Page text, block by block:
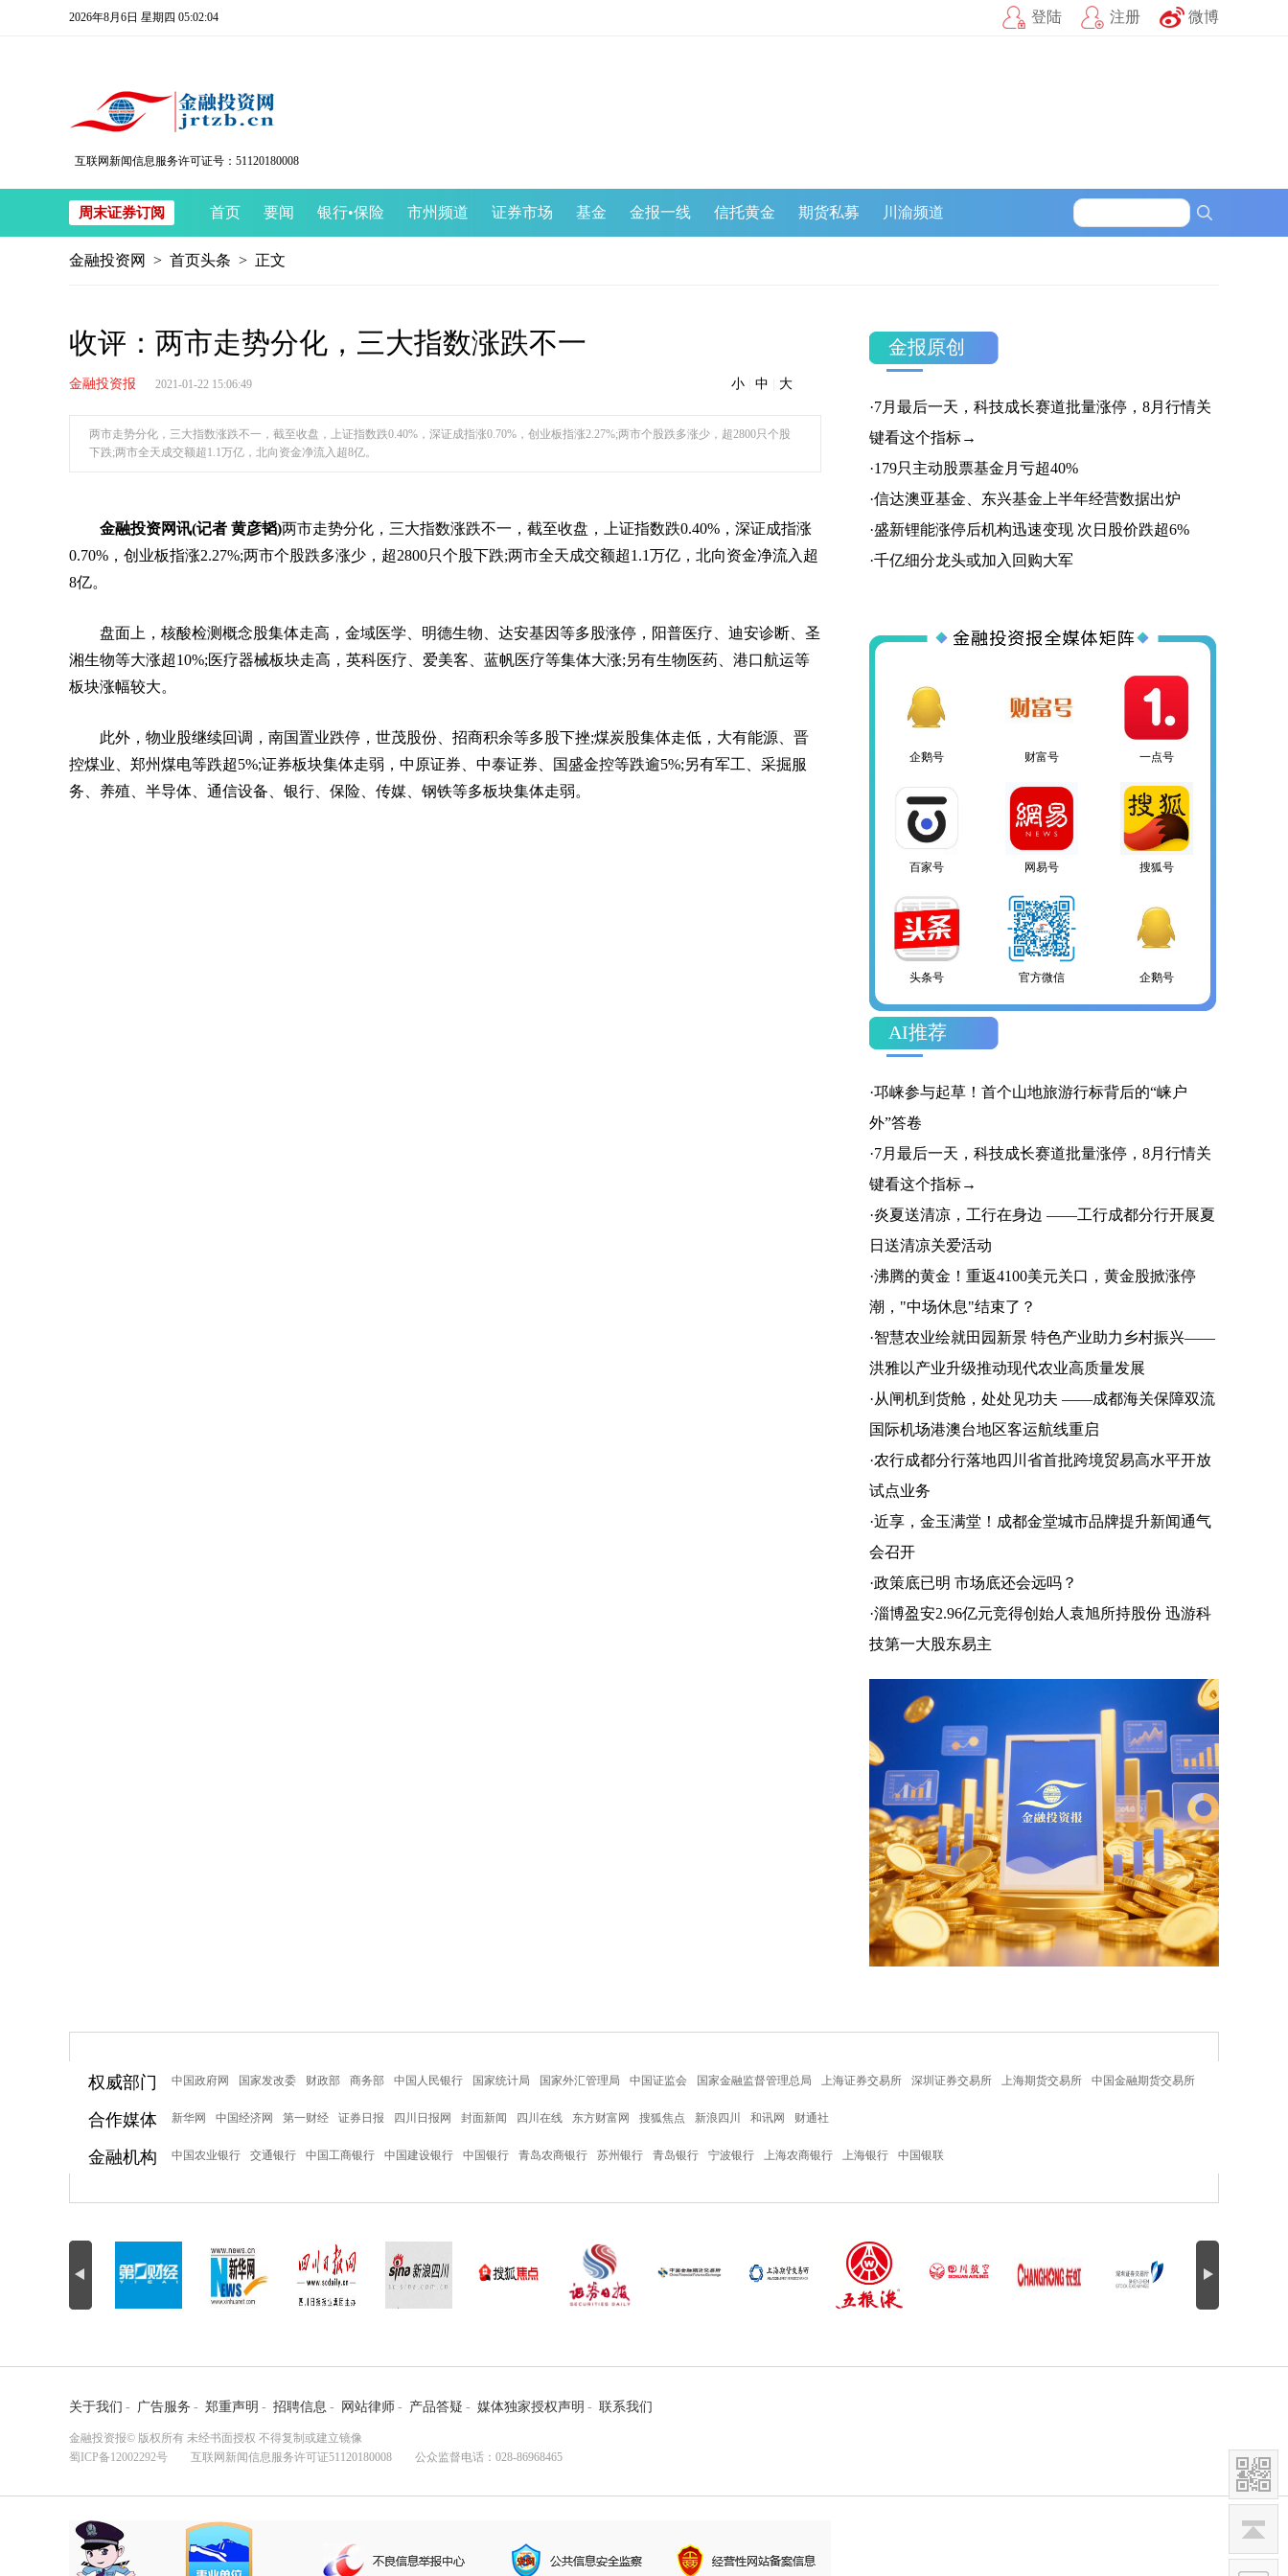
2026年8月6日 星期四 05:02:04 登陆 注册 微博
互联网新闻信息服务许可证号：51120180008
周末证券订阅 首页 要闻 银行•保险 市州频道 证券市场 基金 金报一线 信托黄金 期货私募 川渝频道
金融投资网 > 首页头条 > 正文
收评：两市走势分化，三大指数涨跌不一
金融投资报 2021-01-22 15:06:49 小 中 大
两市走势分化，三大指数涨跌不一，截至收盘，上证指数跌0.40%，深证成指涨0.70%，创业板指涨2.27%;两市个股跌多涨少，超2800只个股
下跌;两市全天成交额超1.1万亿，北向资金净流入超8亿。
金融投资网讯(记者 黄彦韬)两市走势分化，三大指数涨跌不一，截至收盘，上证指数跌0.40%，深证成指涨
0.70%，创业板指涨2.27%;两市个股跌多涨少，超2800只个股下跌;两市全天成交额超1.1万亿，北向资金净流入超
8亿。
盘面上，核酸检测概念股集体走高，金域医学、明德生物、达安基因等多股涨停，阳普医疗、迪安诊断、圣
湘生物等大涨超10%;医疗器械板块走高，英科医疗、爱美客、蓝帆医疗等集体大涨;另有生物医药、港口航运等
板块涨幅较大。
此外，物业股继续回调，南国置业跌停，世茂股份、招商积余等多股下挫;煤炭股集体走低，大有能源、晋
控煤业、郑州煤电等跌超5%;证券板块集体走弱，中原证券、中泰证券、国盛金控等跌逾5%;另有军工、采掘服
务、养殖、半导体、通信设备、银行、保险、传媒、钢铁等多板块集体走弱。
金报原创
·7月最后一天，科技成长赛道批量涨停，8月行情关
键看这个指标→
·179只主动股票基金月亏超40%
·信达澳亚基金、东兴基金上半年经营数据出炉
·盛新锂能涨停后机构迅速变现 次日股价跌超6%
·千亿细分龙头或加入回购大军
官方微信
一点号 百家号 网易号
搜狐号 头条号 官方微信
企鹅号 财富号 一点号
百家号 网易号 搜狐号
头条号 官方微信 企鹅号
财富号 一点号 百家号
官方微信 企鹅号
一点号 百家号
搜狐号 头条号
AI推荐
·邛崃参与起草！首个山地旅游行标背后的“崃户
外”答卷
·7月最后一天，科技成长赛道批量涨停，8月行情关
键看这个指标→
·炎夏送清凉，工行在身边 ——工行成都分行开展夏
日送清凉关爱活动
·沸腾的黄金！重返4100美元关口，黄金股掀涨停
潮，"中场休息"结束了？
·智慧农业绘就田园新景 特色产业助力乡村振兴——
洪雅以产业升级推动现代农业高质量发展
·从闸机到货舱，处处见功夫 ——成都海关保障双流
国际机场港澳台地区客运航线重启
·农行成都分行落地四川省首批跨境贸易高水平开放
试点业务
·近享，金玉满堂！成都金堂城市品牌提升新闻通气
会召开
·政策底已明 市场底还会远吗？
·淄博盈安2.96亿元竞得创始人袁旭所持股份 迅游科
技第一大股东易主
权威部门 中国政府网 国家发改委 财政部 商务部 中国人民银行 国家统计局 国家外汇管理局 中国证监会 国家金融监督管理总局 上海证券交易所 深圳证券交易所 上海期货交易所 中国金融期货交易所
合作媒体 新华网 中国经济网 第一财经 证券日报 四川日报网 封面新闻 四川在线 东方财富网 搜狐焦点 新浪四川 和讯网 财通社
金融机构 中国农业银行 交通银行 中国工商银行 中国建设银行 中国银行 青岛农商银行 苏州银行 青岛银行 宁波银行 上海农商银行 上海银行 中国银联
关于我们 - 广告服务 - 郑重声明 - 招聘信息 - 网站律师 - 产品答疑 - 媒体独家授权声明 - 联系我们
金融投资报© 版权所有 未经书面授权 不得复制或建立镜像
蜀ICP备12002292号 互联网新闻信息服务许可证51120180008 公众监督电话：028-86968465